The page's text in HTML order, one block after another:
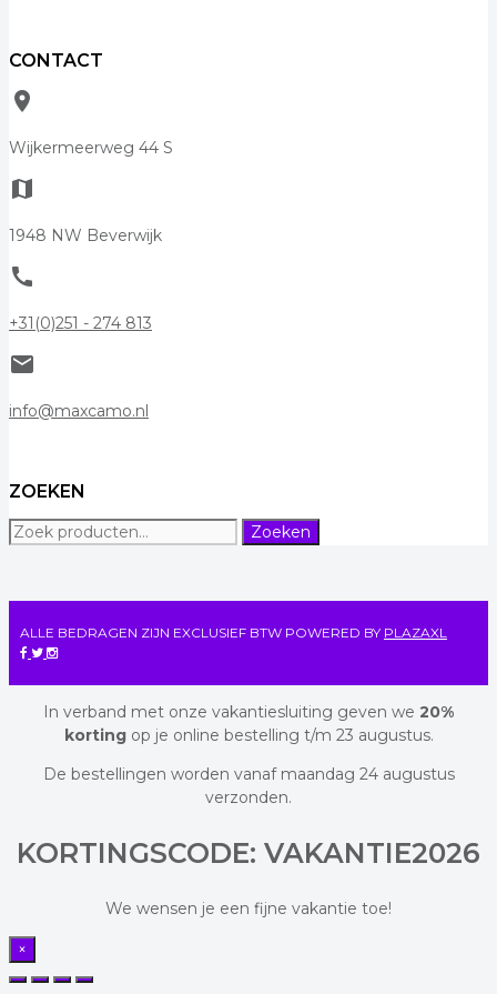
CONTACT
room
Wijkermeerweg 44 S
map
1948 NW Beverwijk
call
+31(0)251 - 274 813
mail
info@maxcamo.nl
ZOEKEN
Zoeken
naar:
Zoeken
ALLE BEDRAGEN ZIJN EXCLUSIEF BTW POWERED BY PLAZAXL
In verband met onze vakantiesluiting geven we 20%
korting op je online bestelling t/m 23 augustus.
De bestellingen worden vanaf maandag 24 augustus
verzonden.
KORTINGSCODE: VAKANTIE2026
We wensen je een fijne vakantie toe!
×